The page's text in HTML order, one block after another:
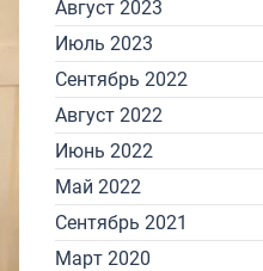
Август 2023
Июль 2023
Сентябрь 2022
Август 2022
Июнь 2022
Май 2022
Сентябрь 2021
Март 2020